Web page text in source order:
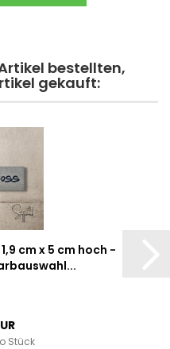
bestellten,
gekauft:
cm x 5 cm hoch -
Stück